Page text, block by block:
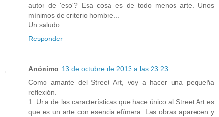
autor de 'eso'? Esa cosa es de todo menos arte. Unos
mínimos de criterio hombre...
Un saludo.
Responder
Anónimo 13 de octubre de 2013 a las 23:23
Como amante del Street Art, voy a hacer una pequeña
reflexión.
1. Una de las características que hace único al Street Art es
que es un arte con esencia efímera. Las obras aparecen y